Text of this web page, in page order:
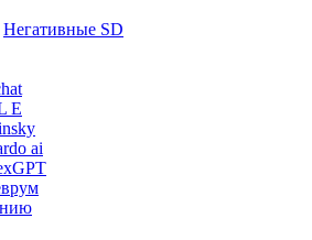
Негативные SD
E
ai